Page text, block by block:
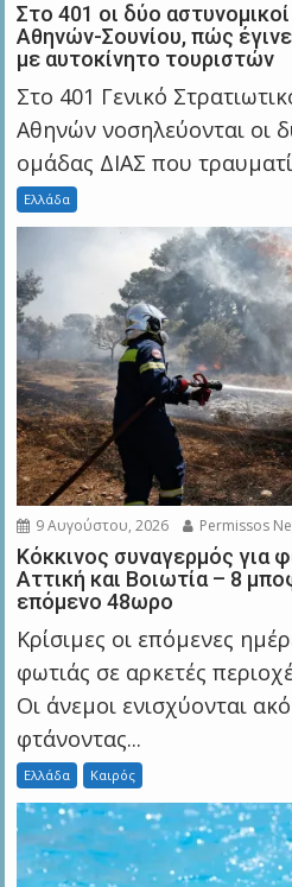
Στο 401 οι δύο
Αθηνών-Σουνίου, πώς
με αυτοκίνητο τουριστών
Στο 401 Γενικό
Αθηνών νοσηλεύονται οι
ομάδας ΔΙΑΣ που
Ελλάδα
9 Αυγούστου, 2026 Permissos
Κόκκινος συναγερμός για
Αττική και Βοιωτία – 8
επόμενο 48ωρο
Κρίσιμες οι επόμενες
φωτιάς σε αρκετές
Οι άνεμοι ενισχύονται
φτάνοντας...
Ελλάδα Καιρός